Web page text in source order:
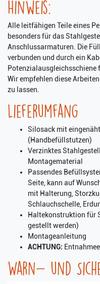
Hinweis:
Alle leitfähigen Teile eines
besonders für das
Anschlussarmaturen. Die
verbunden und durch ein
Potenzialausgleichsschiene
Wir empfehlen diese
zu lassen.
Lieferumfang
Silosack mit
(Handbefüllstutzen)
Verzinktes
Montagematerial
Passendes
Seite, kann auf
mit Halterung,
Schlauchschelle,
Haltekonstruktion für
gestellt werden)
Montageanleitung
ACHTUNG:
Warn- und